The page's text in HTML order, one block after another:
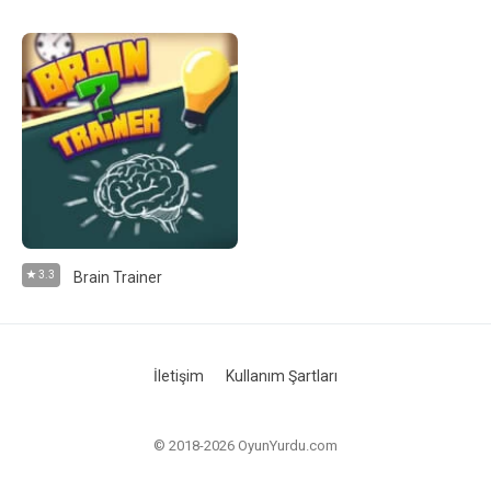
3.3 Brain Trainer
İletişim Kullanım Şartları
© 2018-2026 OyunYurdu.com